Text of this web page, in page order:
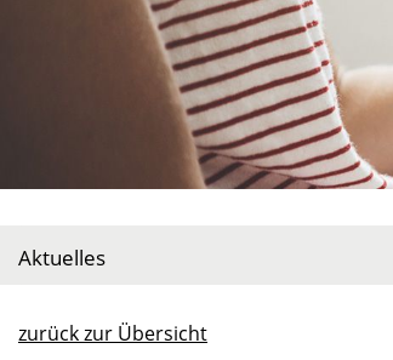
Aktuelles
zurück zur Übersicht